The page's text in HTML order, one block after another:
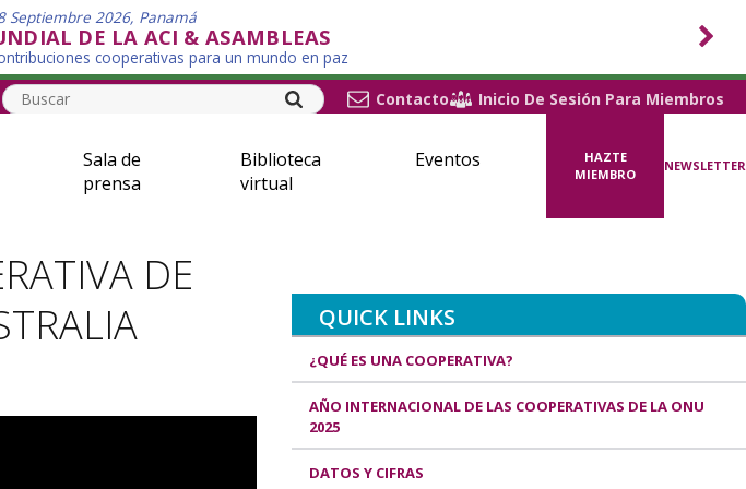
Septiembre 2026, Panamá
DE LA ACI & ASAMBLEAS
cooperativas para un mundo en paz
Contacto Inicio De Sesión Para Miembros
Sala de
prensa
Biblioteca
virtual
Eventos
HAZTE
MIEMBRO
NEWSLETTER
DE
QUICK LINKS
¿QUÉ ES UNA COOPERATIVA?
AÑO INTERNACIONAL DE LAS COOPERATIVAS DE LA ONU
2025
DATOS Y CIFRAS